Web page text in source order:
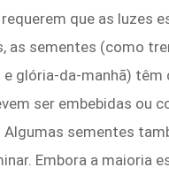
que as luzes
as sementes (como
e glória-da-manhã) têm
ser embebidas ou
sementes
Embora a maioria